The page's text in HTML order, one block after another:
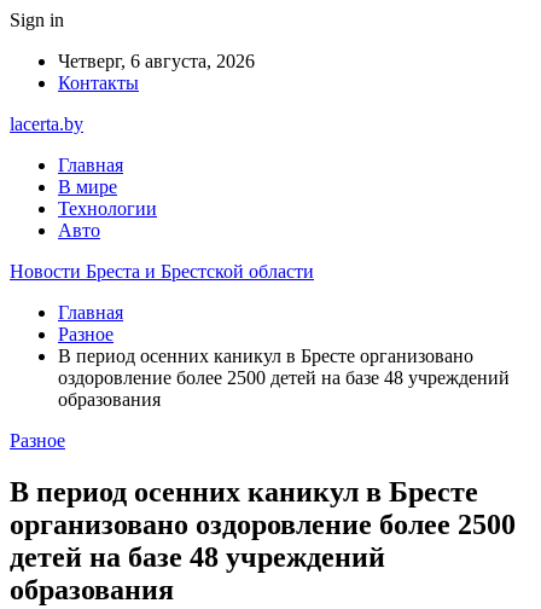
Sign in
Четверг, 6 августа, 2026
Контакты
lacerta.by
Главная
В мире
Технологии
Авто
Новости Бреста и Брестской области
Главная
Разное
В период осенних каникул в Бресте организовано
оздоровление более 2500 детей на базе 48 учреждений
образования
Разное
В период осенних каникул в Бресте
организовано оздоровление более 2500
детей на базе 48 учреждений
образования